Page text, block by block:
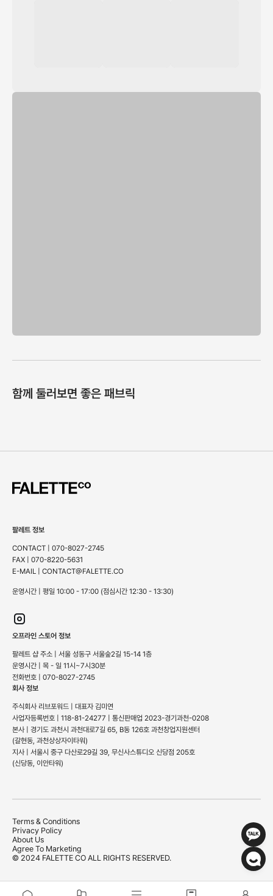
함께 둘러보면 좋은 패브릭
팔레트 정보
CONTACT | 070-8027-2745
FAX | 070-8220-5631
E-MAIL | CONTACT@FALETTE.CO
운영시간 | 평일 10:00 - 17:00 (점심시간 12:30 - 13:30)
오프라인 스토어 정보
팔레트 샵 주소 | 서울 성동구 서울숲2길 15-14 1층
운영시간 | 목 - 일 11시~7시30분
전화번호 | 070-8027-2745
회사 정보
주식회사 리브포워드 | 대표자 김미연
사업자등록번호 | 118-81-24277 | 통신판매업 2023-경기과천-0208
본사 | 경기도 과천시 과천대로7길 65, B동 126호 과천창업지원센터
(갈현동, 과천상상자이타워)
지사 | 서울시 중구 다산로29길 39, 무신사스튜디오 신당점 205호
(신당동, 이안타워)
Terms & Conditions
Privacy Policy
About Us
Agree To Marketing
© 2024 FALETTE CO ALL RIGHTS RESERVED.